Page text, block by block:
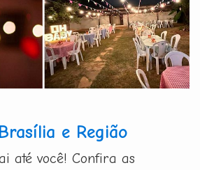
e Região
até você! Confira as